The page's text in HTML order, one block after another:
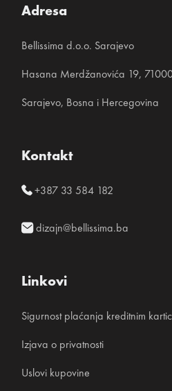
Adresa
Bellissima d.o.o. Sarajevo
Hasana Merdžanovića 19,
Sarajevo, Bosna i Hercegovina
Kontakt
+387 33 584 182
dizajn@bellissima.ba
Linkovi
Sigurnost plaćanja kreditnim
Izjava o privatnosti
Uslovi kupovine